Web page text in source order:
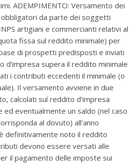
ADEMPIMENTO: Versamento dei
obbligatori da parte dei soggetti
artigiani e commercianti relativi al
fissa sul reddito minimale) per
di prospetti predisposti e inviati
d’impresa supera il reddito minimale
i contributi eccedenti il minimale (o
Il versamento avviene in due
calcolati sul reddito d’impresa
ed eventualmente un saldo (nel caso
al dovuto) all’anno
definitivamente noto il reddito
devono essere versati alle
il pagamento delle imposte sui